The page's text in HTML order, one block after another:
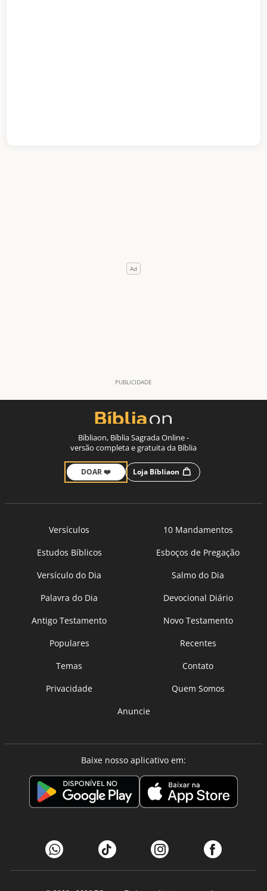
Bíbliaon, Bíblia Sagrada Online -
versão completa e gratuita da Bíblia
DOAR ❤️ Loja Bíbliaon
Versículos
10 Mandamentos
Estudos Bíblicos
Esboços de Pregação
Versículo do Dia
Salmo do Dia
Palavra do Dia
Devocional Diário
Antigo Testamento
Novo Testamento
Populares
Recentes
Temas
Contato
Privacidade
Quem Somos
Anuncie
Baixe nosso aplicativo em: